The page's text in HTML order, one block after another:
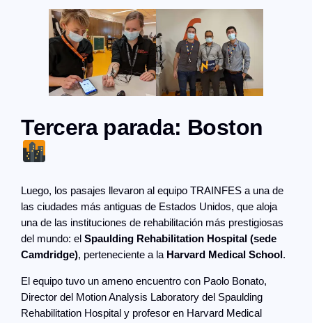
Tercera parada: Boston
Luego, los pasajes llevaron al equipo TRAINFES a una de
las ciudades más antiguas de Estados Unidos, que aloja
una de las instituciones de rehabilitación más prestigiosas
del mundo: elSpaulding Rehabilitation Hospital (sede
Camdridge), perteneciente a la Harvard Medical School .
El equipo tuvo un ameno encuentro con Paolo Bonato,
Director del Motion Analysis Laboratory del Spaulding
Rehabilitation Hospital y profesor en Harvard Medical